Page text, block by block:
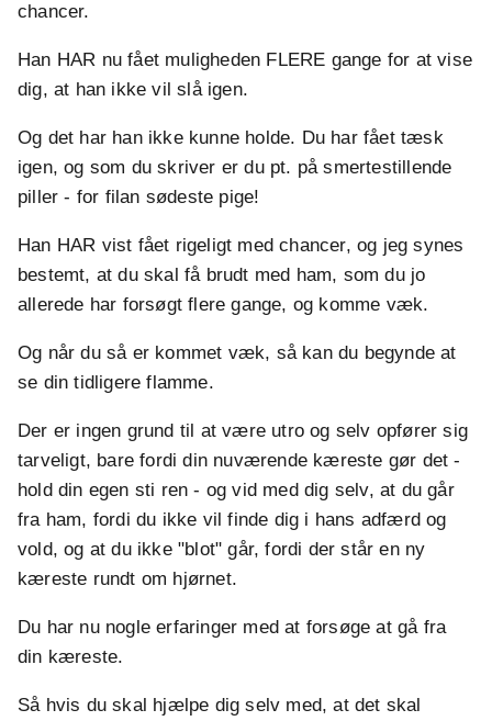
chancer.
Han HAR nu fået muligheden FLERE gange for at vise
dig, at han ikke vil slå igen.
Og det har han ikke kunne holde. Du har fået tæsk
igen, og som du skriver er du pt. på smertestillende
piller - for filan sødeste pige!
Han HAR vist fået rigeligt med chancer, og jeg synes
bestemt, at du skal få brudt med ham, som du jo
allerede har forsøgt flere gange, og komme væk.
Og når du så er kommet væk, så kan du begynde at
se din tidligere flamme.
Der er ingen grund til at være utro og selv opfører sig
tarveligt, bare fordi din nuværende kæreste gør det -
hold din egen sti ren - og vid med dig selv, at du går
fra ham, fordi du ikke vil finde dig i hans adfærd og
vold, og at du ikke "blot" går, fordi der står en ny
kæreste rundt om hjørnet.
Du har nu nogle erfaringer med at forsøge at gå fra
din kæreste.
Så hvis du skal hjælpe dig selv med, at det skal